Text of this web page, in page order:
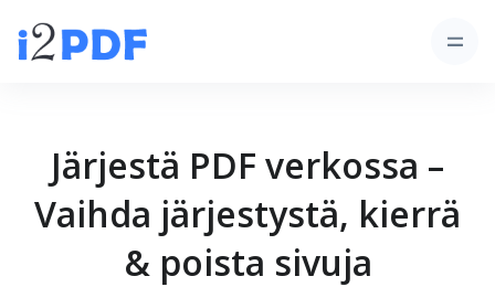
Järjestä PDF verkossa –
Vaihda järjestystä, kierrä
& poista sivuja